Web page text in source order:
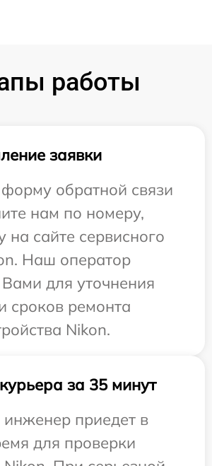
работы
заявки
обратной связи
нам по номеру,
на сайте сервисного
Наш оператор
для уточнения
сроков ремонта
Nikon.
за 35 минут
приедет в
для проверки